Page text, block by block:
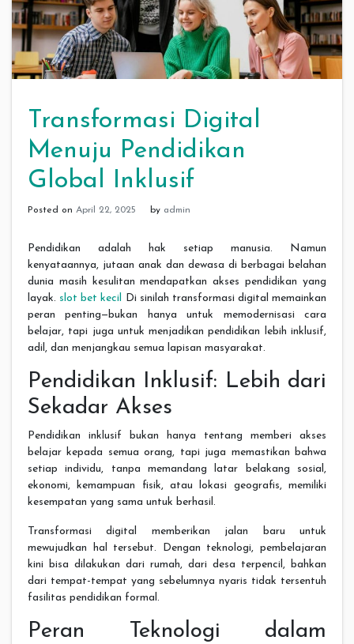
Transformasi Digital
Menuju Pendidikan
Global Inklusif
Posted on April 22, 2025 by admin
Pendidikan adalah hak setiap manusia. Namun
kenyataannya, jutaan anak dan dewasa di berbagai belahan
dunia masih kesulitan mendapatkan akses pendidikan yang
layak. slot bet kecil Di sinilah transformasi digital memainkan
peran penting—bukan hanya untuk memodernisasi cara
belajar, tapi juga untuk menjadikan pendidikan lebih inklusif,
adil, dan menjangkau semua lapisan masyarakat.
Pendidikan Inklusif: Lebih dari
Sekadar Akses
Pendidikan inklusif bukan hanya tentang memberi akses
belajar kepada semua orang, tapi juga memastikan bahwa
setiap individu, tanpa memandang latar belakang sosial,
ekonomi, kemampuan fisik, atau lokasi geografis, memiliki
kesempatan yang sama untuk berhasil.
Transformasi digital memberikan jalan baru untuk
mewujudkan hal tersebut. Dengan teknologi, pembelajaran
kini bisa dilakukan dari rumah, dari desa terpencil, bahkan
dari tempat-tempat yang sebelumnya nyaris tidak tersentuh
fasilitas pendidikan formal.
Peran Teknologi dalam